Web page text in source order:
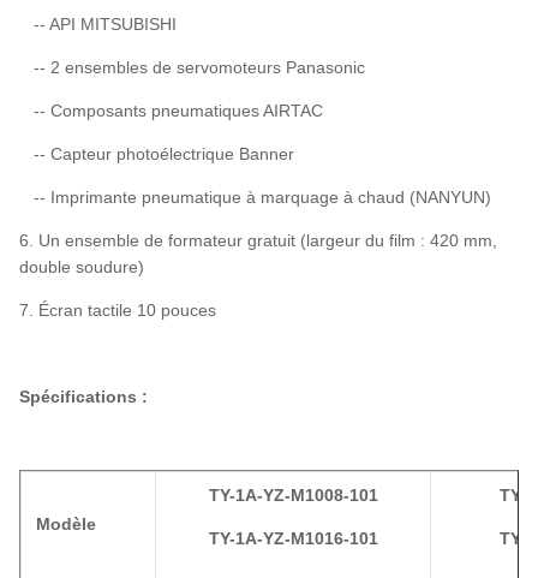
-- API MITSUBISHI
-- 2 ensembles de servomoteurs Panasonic
-- Composants pneumatiques AIRTAC
-- Capteur photoélectrique Banner
-- Imprimante pneumatique à marquage à chaud (NANYUN)
6. Un ensemble de formateur gratuit (largeur du film : 420 mm,
double soudure)
7. Écran tactile 10 pouces
Spécifications :
Modèle
TY-1A-YZ-M1008-101
TY-1A-YZ-M1016-101
TY-
TY-